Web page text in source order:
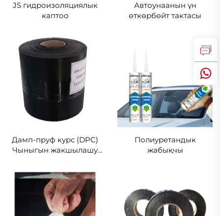
JS гидроизоляциялык
каптоо
Автоунаанын үн
өткөрбөйт тактасы
Дамп-пруф курс (DPC)
Чыныгын жакшылашу
Полиуретандык
жабықчы